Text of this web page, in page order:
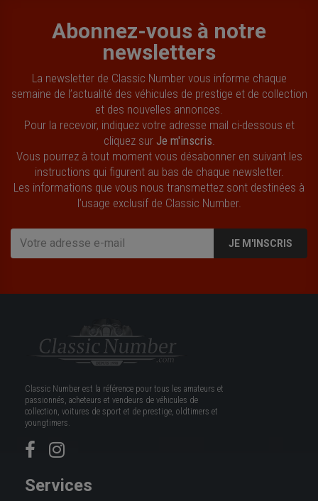
Abonnez-vous à notre
newsletters
La newsletter de Classic Number vous informe chaque
semaine de l’actualité des véhicules de prestige et de collection
et des nouvelles annonces.
Pour la recevoir, indiquez votre adresse mail ci-dessous et
cliquez sur Je m'inscris
Vous pourrez à tout moment vous désabonner en suivant les
instructions qui figurent au bas de chaque newsletter.
Les informations que vous nous transmettez sont destinées à
l’usage exclusif de Classic Number.
JE M'INSCRIS
Classic Number est la référence pour tous les amateurs et
passionnés, acheteurs et vendeurs de véhicules de
collection, voitures de sport et de prestige, oldtimers et
youngtimers.
Services